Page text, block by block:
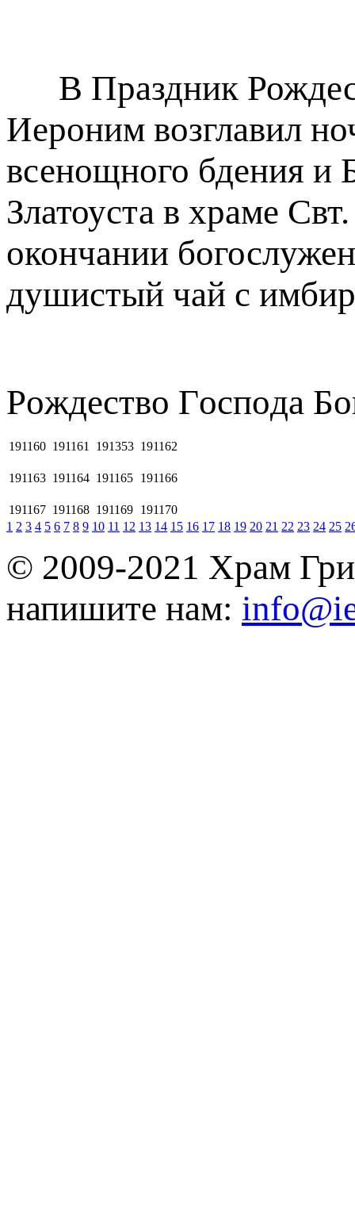
В Праздник
Иероним возглавил
всенощного бдения
Златоуста в храме
окончании
душистый чай с
Рoждecтвo Гocпoдa
191160 191161 191353 191162
191163 191164 191165 191166
191167 191168 191169 191170
1 2 3 4 5 6 7 8 9 10 11 12 13 14 15 16 17 18 19 20 21 22 23 24 25
© 2009-2021 Храм
напишите нам: